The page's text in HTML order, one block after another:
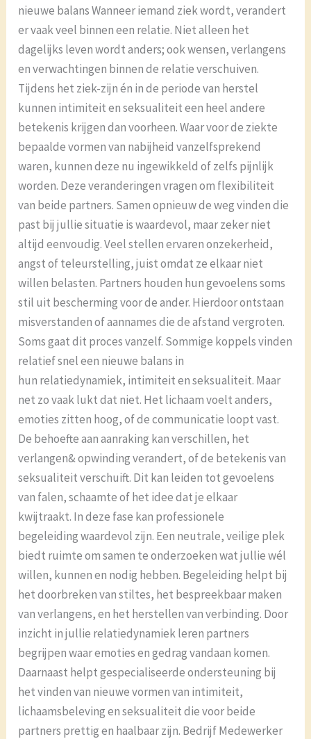
nieuwe balans Wanneer iemand ziek wordt, verandert
er vaak veel binnen een relatie. Niet alleen het
dagelijks leven wordt anders; ook wensen, verlangens
en verwachtingen binnen de relatie verschuiven.
Tijdens het ziek-zijn én in de periode van herstel
kunnen intimiteit en seksualiteit een heel andere
betekenis krijgen dan voorheen. Waar voor de ziekte
bepaalde vormen van nabijheid vanzelfsprekend
waren, kunnen deze nu ingewikkeld of zelfs pijnlijk
worden. Deze veranderingen vragen om flexibiliteit
van beide partners. Samen opnieuw de weg vinden die
past bij jullie situatie is waardevol, maar zeker niet
altijd eenvoudig. Veel stellen ervaren onzekerheid,
angst of teleurstelling, juist omdat ze elkaar niet
willen belasten. Partners houden hun gevoelens soms
stil uit bescherming voor de ander. Hierdoor ontstaan
misverstanden of aannames die de afstand vergroten.
Soms gaat dit proces vanzelf. Sommige koppels vinden
relatief snel een nieuwe balans in
hun relatiedynamiek, intimiteit en seksualiteit. Maar
net zo vaak lukt dat niet. Het lichaam voelt anders,
emoties zitten hoog, of de communicatie loopt vast.
De behoefte aan aanraking kan verschillen, het
verlangen& opwinding verandert, of de betekenis van
seksualiteit verschuift. Dit kan leiden tot gevoelens
van falen, schaamte of het idee dat je elkaar
kwijtraakt. In deze fase kan professionele
begeleiding waardevol zijn. Een neutrale, veilige plek
biedt ruimte om samen te onderzoeken wat jullie wél
willen, kunnen en nodig hebben. Begeleiding helpt bij
het doorbreken van stiltes, het bespreekbaar maken
van verlangens, en het herstellen van verbinding. Door
inzicht in jullie relatiedynamiek leren partners
begrijpen waar emoties en gedrag vandaan komen.
Daarnaast helpt gespecialiseerde ondersteuning bij
het vinden van nieuwe vormen van intimiteit,
lichaamsbeleving en seksualiteit die voor beide
partners prettig en haalbaar zijn. Bedrijf Medewerker